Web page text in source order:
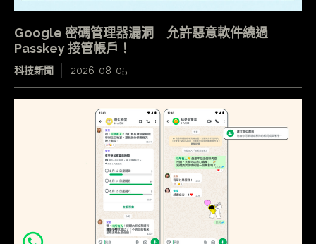
Google 密碼管理器漏洞 允許惡意軟件繞過
Passkey 接管帳戶！
科技新聞 2026-08-05